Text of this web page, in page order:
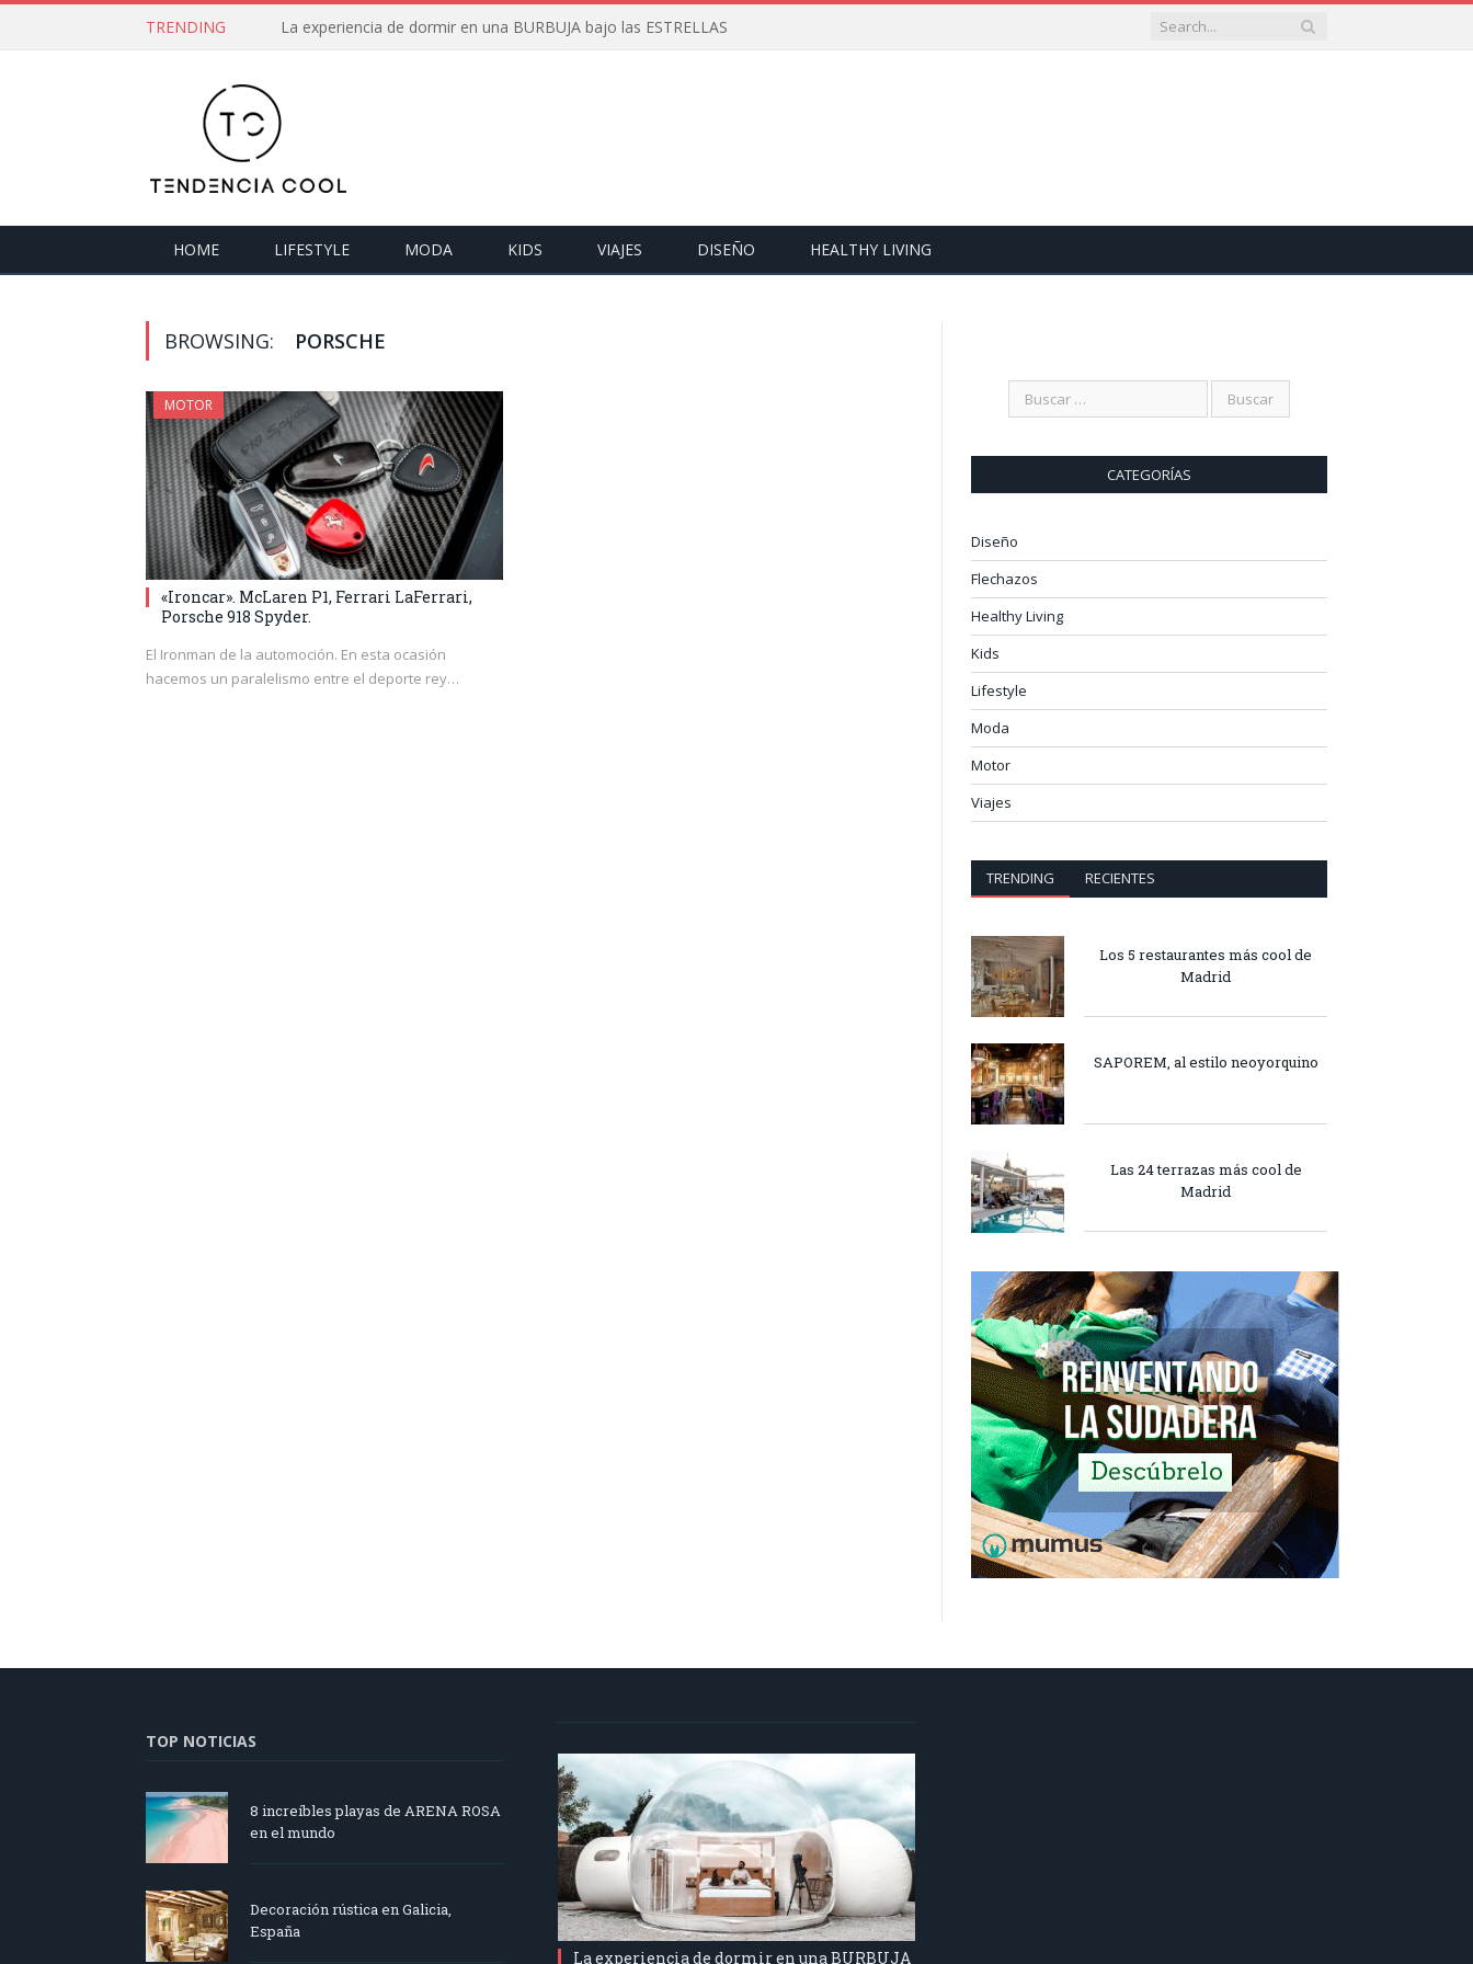
TRENDING La experiencia de dormir en una BURBUJA bajo las ESTRELLAS
HOME LIFESTYLE MODA KIDS VIAJES DISEÑO HEALTHY LIVING
BROWSING: PORSCHE
MOTOR
«Ironcar». McLaren P1, Ferrari LaFerrari,
Porsche 918 Spyder.
El Ironman de la automoción. En esta ocasión
hacemos un paralelismo entre el deporte rey…
CATEGORÍAS
Diseño
Flechazos
Healthy Living
Kids
Lifestyle
Moda
Motor
Viajes
TRENDING RECIENTES
Los 5 restaurantes más cool de
Madrid
SAPOREM, al estilo neoyorquino
Las 24 terrazas más cool de
Madrid
TOP NOTICIAS
8 increíbles playas de ARENA ROSA
en el mundo
Decoración rústica en Galicia,
España
La experiencia de dormir en una BURBUJA